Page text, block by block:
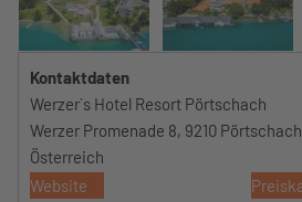
Kontaktdaten
Werzer`s Hotel Resort Pörtschach
Werzer Promenade 8, 9210
Österreich
Website